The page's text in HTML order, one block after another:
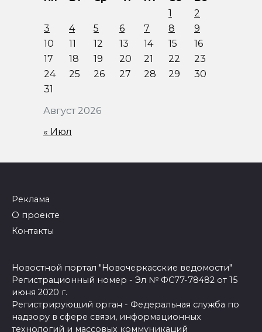
Август 2026
1
2
3
4 5 6 7 8
9
10
11 12 13 14 15
16
17
18 19 20 21 22
23
24
25 26 27 28 29
30
31
« Июл
Реклама
О проекте
Контакты
Новостной портал "Новочеркасские ведомости"
Регистрационный номер - Эл № ФС77-78482 от 15
июня 2020 г.
Регистрирующий орган - Федеральная служба по
надзору в сфере связи, информационных
технологий и массовых коммуникаций